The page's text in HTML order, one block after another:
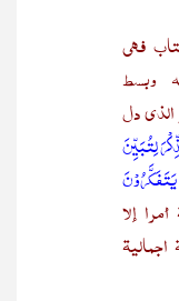
فھی
وبسط
الذی دل
لِتُبَیِّنَ
إلا